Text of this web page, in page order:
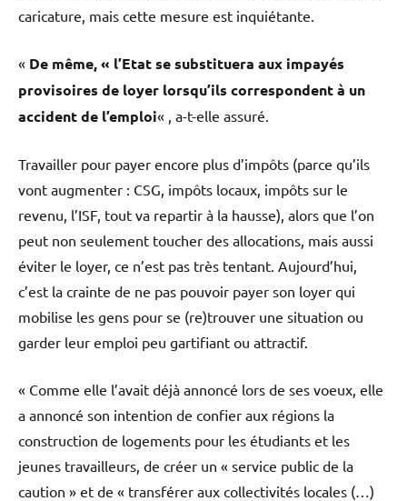
caricature, mais cette mesure est inquiétante.
« De même, « l’Etat se substituera aux impayés
provisoires de loyer lorsqu’ils correspondent à un
accident de l’emploi« , a-t-elle assuré.
Travailler pour payer encore plus d’impôts (parce qu’ils
vont augmenter : CSG, impôts locaux, impôts sur le
revenu, l’ISF, tout va repartir à la hausse), alors que l’on
peut non seulement toucher des allocations, mais aussi
éviter le loyer, ce n’est pas très tentant. Aujourd’hui,
c’est la crainte de ne pas pouvoir payer son loyer qui
mobilise les gens pour se (re)trouver une situation ou
garder leur emploi peu gartifiant ou attractif.
« Comme elle l’avait déjà annoncé lors de ses voeux, elle
a annoncé son intention de confier aux régions la
construction de logements pour les étudiants et les
jeunes travailleurs, de créer un « service public de la
caution » et de « transférer aux collectivités locales (…)